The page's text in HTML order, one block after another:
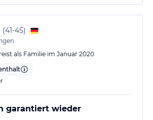
(41-45)
als Familie im Januar 2020
garantiert wieder